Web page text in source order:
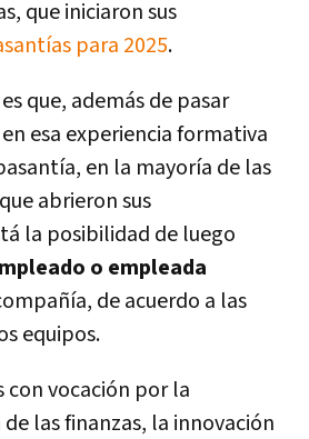
que iniciaron sus
para 2025.
que, además de pasar
en esa experiencia formativa
en la mayoría de las
abrieron sus
la posibilidad de luego
o empleada
de acuerdo a las
equipos.
vocación por la
las finanzas, la innovación